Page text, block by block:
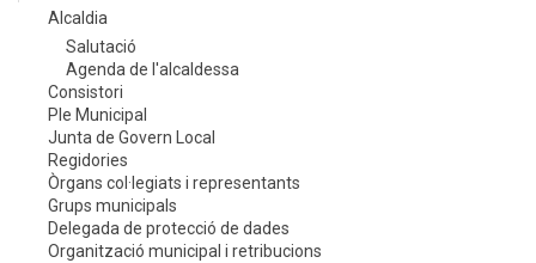
Alcaldia
Salutació
Agenda de l'alcaldessa
Consistori
Ple Municipal
Junta de Govern Local
Regidories
Òrgans col·legiats i representants
Grups municipals
Delegada de protecció de dades
Organització municipal i retribucions